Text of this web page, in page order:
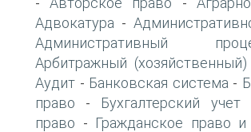
- -
Адвокатура -
Административный
Арбитражный
Аудит - Банковская система -
право - Бухгалтерский учет
право - Гражданское право